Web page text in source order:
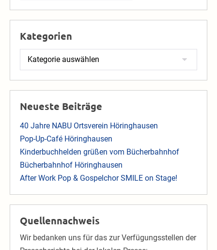
Kategorien
Kategorien
Neueste Beiträge
40 Jahre NABU Ortsverein Höringhausen
Pop-Up-Café Höringhausen
Kinderbuchhelden grüßen vom Bücherbahnhof
Bücherbahnhof Höringhausen
After Work Pop & Gospelchor SMILE on Stage!
Quellennachweis
Wir bedanken uns für das zur Verfügungsstellen der